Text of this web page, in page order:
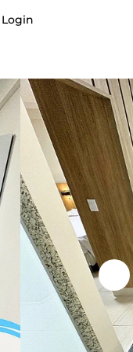
Login